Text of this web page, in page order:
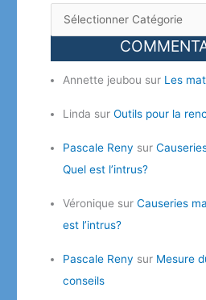
Annette jeubou sur Les
Linda surOutils pour la
Pascale Reny sur
Quel est l’intrus?
Véronique surCauseries
est l’intrus?
Pascale Reny sur Mesure
conseils